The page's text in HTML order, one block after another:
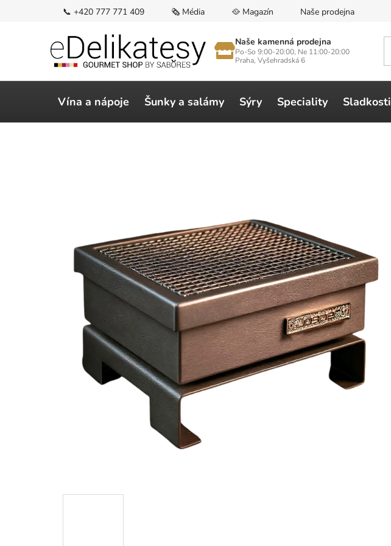
📞 +420 777 771 409 🗞️ Média 🥘 Magazín Naše prodejna
Naše kamenná prodejna
Po-So 9:00-20:00, Ne 11:00-20:00
Praha, Vyšehradská 6
Vína a nápoje Šunky a salámy Sýry Speciality Sladkosti